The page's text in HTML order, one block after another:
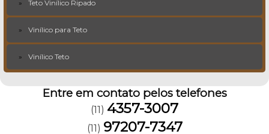
Teto Vinílico Ripado
Vinílico para Teto
Vinílico Teto
Entre em contato pelos telefones
(11) 4357-3007
(11) 97207-7347